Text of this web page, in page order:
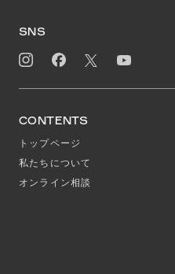
SNS
CONTENTS
トップページ
私たちについて
オンライン相談